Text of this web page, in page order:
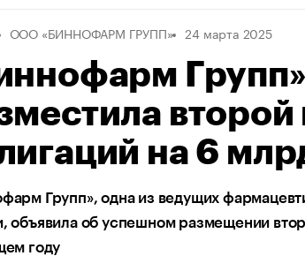
ООО «БИННОФАРМ ГРУПП» 24 марта 2025
Групп»
второй
на 6
Групп», одна из ведущих
объявила об успешном размещении
году